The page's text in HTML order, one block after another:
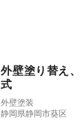
外壁塗り替え
式
外壁塗装
静岡県静岡市葵区